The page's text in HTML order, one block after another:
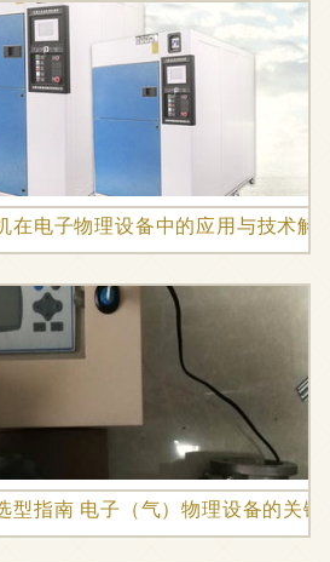
在电子物理设备中的应用与技术解
型指南 电子（气）物理设备的关键